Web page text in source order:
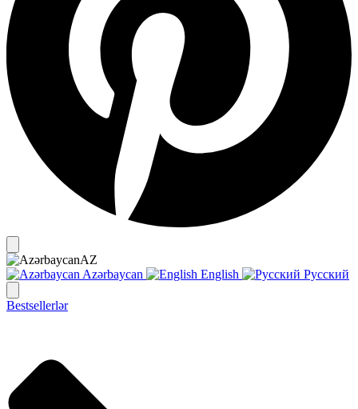
AZ
Azərbaycan
English Русский
Bestsellerlər